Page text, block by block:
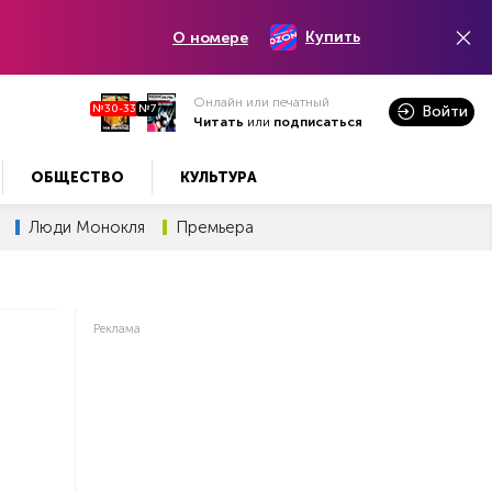
О номере Купить
№30-33 №7
Онлайн или печатный
Читать или подписаться
Войти
ОБЩЕСТВО КУЛЬТУРА
Люди Монокля Премьера
Реклама